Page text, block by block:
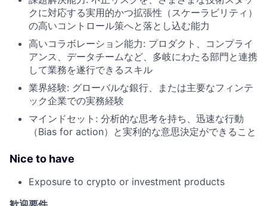
クに対応する実用的かつ拡張性（スケーラビリティ）
の高いコントロール策へと落とし込む能力
高いコラボレーション能力: プロダクト、コンプライ
アンス、データチームなど、多岐にわたる部門と連携
して業務を遂行できるスキル
業界経験: グローバルな銀行、または主要なフィンテ
ック企業での実務経験
マインドセット: 分析的な思考を持ち、迅速な行動
（Bias for action）と実利的な意思決定ができること
Nice to have
Exposure to crypto or investment products